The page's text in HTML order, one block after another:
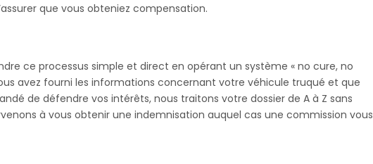
que vous obteniez compensation.
ce processus simple et direct en opérant un système « no cure, no
avez fourni les informations concernant votre véhicule truqué et que
de défendre vos intérêts, nous traitons votre dossier de A à Z sans
à vous obtenir une indemnisation auquel cas une commission vous